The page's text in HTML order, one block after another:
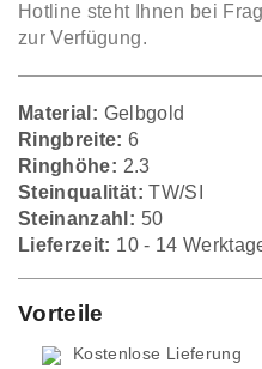
Hotline steht Ihnen bei
zur Verfügung.
Material: Gelbgold
Ringbreite: 6
Ringhöhe: 2.3
Steinqualität: TW/SI
Steinanzahl: 50
Lieferzeit: 10 - 14
Vorteile
Kostenlose Lieferung